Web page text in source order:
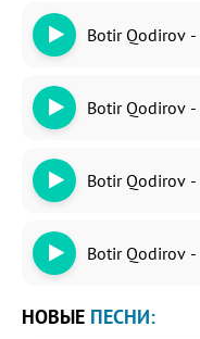
Botir Qodirov
Botir Qodirov
Botir Qodirov -
Botir Qodirov
НОВЫЕ ПЕСНИ: